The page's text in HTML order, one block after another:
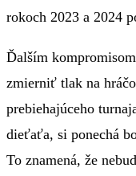
rokoch 2023 a 2024
Ďalším
zmierniť tlak na
prebiehajúceho
dieťaťa, si ponechá
To znamená, že